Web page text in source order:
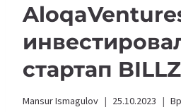
стартап BILLZ
Mansur Ismagulov 25.10.2023